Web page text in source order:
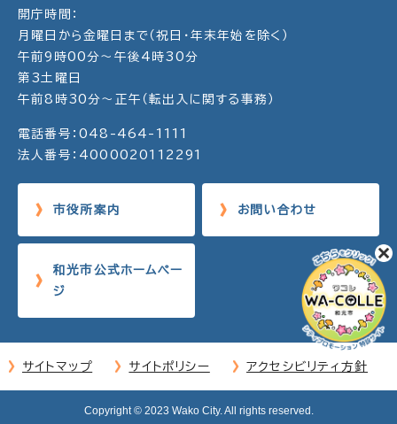
開庁時間：
月曜日から金曜日まで（祝日・年末年始を除く）
午前9時00分～午後4時30分
第3土曜日
午前8時30分～正午（転出入に関する事務）
電話番号：048-464-1111
法人番号：4000020112291
市役所案内 お問い合わせ
和光市公式ホームペー
ジ
サイトマップ サイトポリシー アクセシビリティ方針
Copyright © 2023 Wako City. All rights reserved.